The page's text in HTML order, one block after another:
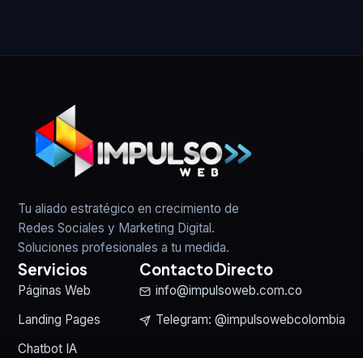
Tu aliado estratégico en crecimiento de
Redes Sociales y Marketing Digital.
Soluciones profesionales a tu medida.
Servicios
Páginas Web
Landing Pages
Chatbot IA
Contacto Directo
info@impulsoweb.com.co
Telegram: @impulsowebcolombia